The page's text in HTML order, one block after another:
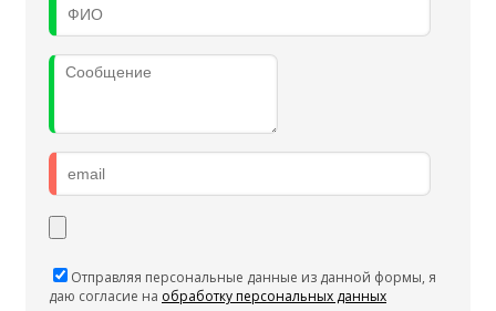
Отправляя персональные данные из данной формы, я
даю согласие на обработку персональных данных